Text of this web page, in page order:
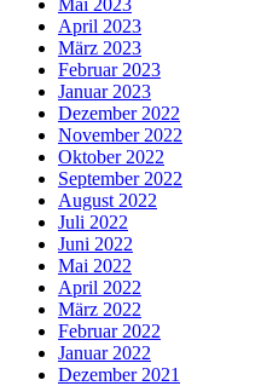
Mai 2023
April 2023
März 2023
Februar 2023
Januar 2023
Dezember 2022
November 2022
Oktober 2022
September 2022
August 2022
Juli 2022
Juni 2022
Mai 2022
April 2022
März 2022
Februar 2022
Januar 2022
Dezember 2021